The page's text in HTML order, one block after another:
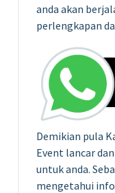
anda akan
perlengkapan
Demikian pula
Event lancar
untuk anda.
mengetahui